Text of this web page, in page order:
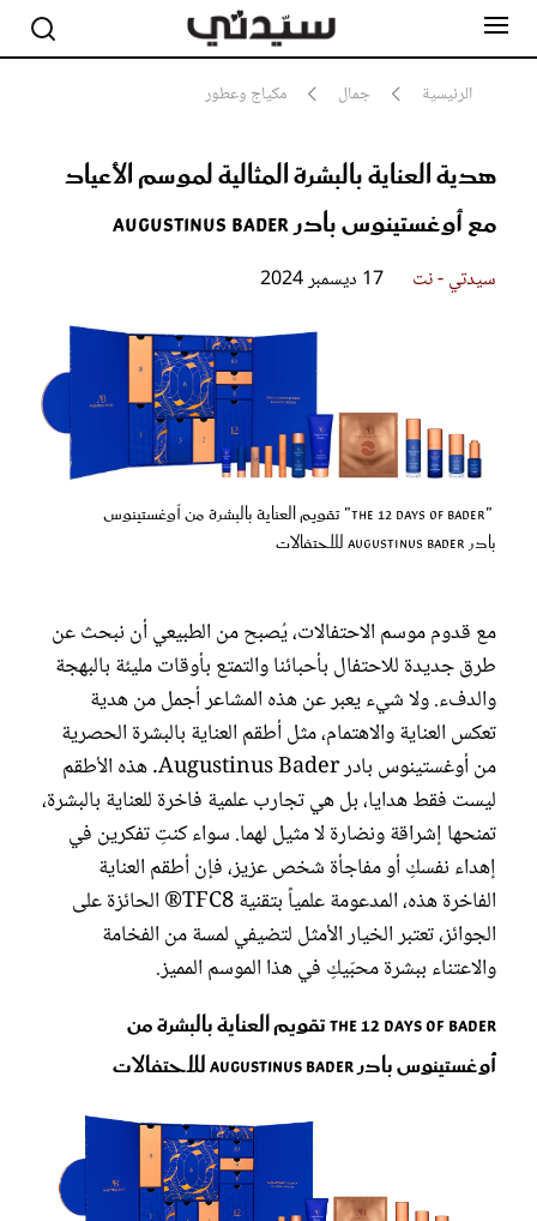
الرئيسية جمال مكياج وعطور
هدية العناية بالبشرة المثالية لموسم الأعياد
مع أوغستينوس بادر Augustinus Bader
سيدتي - نت 17 ديسمبر 2024
"The 12 Days of Bader" تقويم العناية بالبشرة من أوغستينوس
بادر Augustinus Bader للاحتفالات
مع قدوم موسم الاحتفالات، يُصبح من الطبيعي أن نبحث عن
طرق جديدة للاحتفال بأحبائنا والتمتع بأوقات مليئة بالبهجة
والدفء. ولا شيء يعبر عن هذه المشاعر أجمل من هدية
تعكس العناية والاهتمام، مثل أطقم العناية بالبشرة الحصرية
من أوغستينوس بادر Augustinus Bader. هذه الأطقم
ليست فقط هدايا، بل هي تجارب علمية فاخرة للعناية بالبشرة،
تمنحها إشراقة ونضارة لا مثيل لهما. سواء كنتِ تفكرين في
إهداء نفسكِ أو مفاجأة شخص عزيز، فإن أطقم العناية
الفاخرة هذه، المدعومة علمياً بتقنية TFC8® الحائزة على
الجوائز، تعتبر الخيار الأمثل لتضيفي لمسة من الفخامة
والاعتناء ببشرة محبّيكِ في هذا الموسم المميز.
The 12 Days of Bader تقويم العناية بالبشرة من
أوغستينوس بادر Augustinus Bader للاحتفالات
مشاهير
جمال
سيدتي وطفلك
مطبخ سيدتي
مقالات الرأي
ستايل
تقارير
عروس سيدتي
مجلة سيدتي
غلاف رفمي